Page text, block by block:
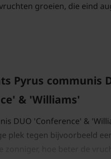
groeien, die eind
Pyrus communis
& 'Williams'
DUO 'Conference' &
plek tegen bijvoorbeeld